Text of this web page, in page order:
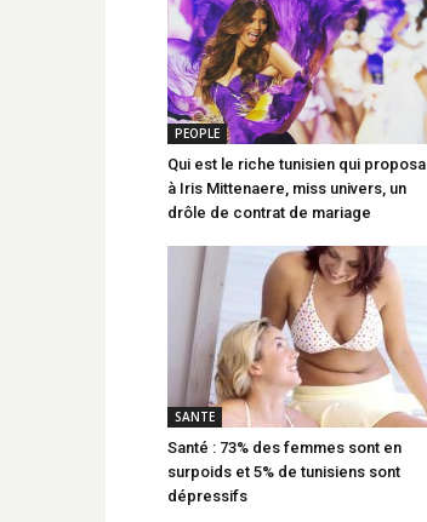
PEOPLE
Qui est le riche tunisien qui proposa
à Iris Mittenaere, miss univers, un
drôle de contrat de mariage
SANTE
Santé : 73% des femmes sont en
surpoids et 5% de tunisiens sont
dépressifs